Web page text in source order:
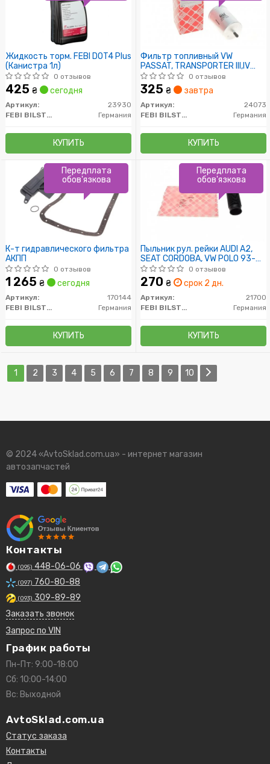
Жидкость торм. FEBI DOT4 Plus
(Канистра 1л)
0 отзывов
425 ₴ сегодня
Артикул:
23930
FEBI BILSTEIN
Германия
КУПИТЬ
Фильтр топливный VW
PASSAT, TRANSPORTER III,IV
83-03, AUDI A4, A6 (пр-во FEBI)
0 отзывов
325 ₴ завтра
Артикул:
24073
FEBI BILSTEIN
Германия
КУПИТЬ
К-т гидравлического фильтра
АКПП
0 отзывов
1 265 ₴ сегодня
Артикул:
170144
FEBI BILSTEIN
Германия
КУПИТЬ
Передплата
обов'язкова
Пыльник рул. рейки AUDI A2,
SEAT CORDOBA, VW POLO 93-
(Пр-во FEBI)
0 отзывов
270 ₴ срок 2 дн.
Артикул:
21700
FEBI BILSTEIN
Германия
КУПИТЬ
Передплата
обов'язкова
1 2 3 4 5 6 7 8 9 10
© 2024 «AvtoSklad.com.ua» - интернет магазин
автозапчастей
Контакты
(095) 448-06-06
(097) 760-80-88
(093) 309-89-89
Заказать звонок
Запрос по VIN
График работы
Пн-Пт: 9:00-18:00
Сб: 10:00-14:00
Вс: Выходной
AvtoSklad.com.ua
Статус заказа
Контакты